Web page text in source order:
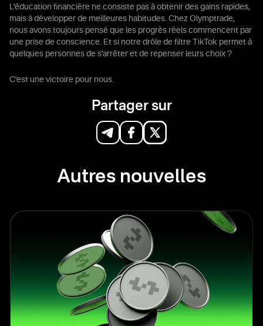
L'éducation financière ne consiste pas à obtenir des gains rapides,
mais à développer de meilleures habitudes. Chez Olymptrade,
nous avons toujours pensé que les progrès réels commencent par
une prise de conscience. Et si notre drôle de filtre TikTok permet à
quelques personnes de s'arrêter et de repenser leurs choix ?
C'est une victoire pour nous.
Partager sur
Autres nouvelles